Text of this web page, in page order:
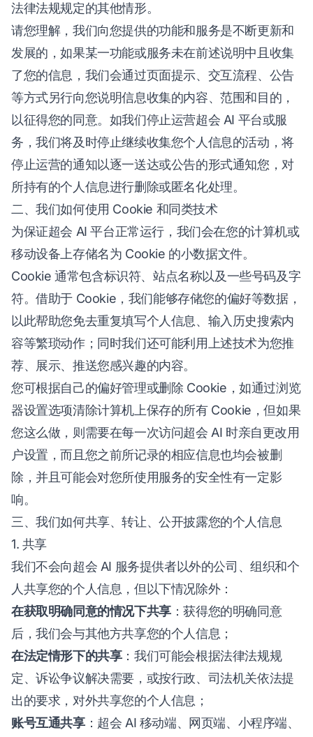
法律法规规定的其他情形。
请您理解，我们向您提供的功能和服务是不断更新和
发展的，如果某一功能或服务未在前述说明中且收集
了您的信息，我们会通过页面提示、交互流程、公告
等方式另行向您说明信息收集的内容、范围和目的，
以征得您的同意。如我们停止运营超会 AI 平台或服
务，我们将及时停止继续收集您个人信息的活动，将
停止运营的通知以逐一送达或公告的形式通知您，对
所持有的个人信息进行删除或匿名化处理。
二、我们如何使用 Cookie 和同类技术
为保证超会 AI 平台正常运行，我们会在您的计算机或
移动设备上存储名为 Cookie 的小数据文件。
Cookie 通常包含标识符、站点名称以及一些号码及字
符。借助于 Cookie，我们能够存储您的偏好等数据，
以此帮助您免去重复填写个人信息、输入历史搜索内
容等繁琐动作；同时我们还可能利用上述技术为您推
荐、展示、推送您感兴趣的内容。
您可根据自己的偏好管理或删除 Cookie，如通过浏览
器设置选项清除计算机上保存的所有 Cookie，但如果
您这么做，则需要在每一次访问超会 AI 时亲自更改用
户设置，而且您之前所记录的相应信息也均会被删
除，并且可能会对您所使用服务的安全性有一定影
响。
三、我们如何共享、转让、公开披露您的个人信息
1. 共享
我们不会向超会 AI 服务提供者以外的公司、组织和个
人共享您的个人信息，但以下情况除外：
在获取明确同意的情况下共享：获得您的明确同意
后，我们会与其他方共享您的个人信息；
在法定情形下的共享：我们可能会根据法律法规规
定、诉讼争议解决需要，或按行政、司法机关依法提
出的要求，对外共享您的个人信息；
账号互通共享：超会 AI 移动端、网页端、小程序端、